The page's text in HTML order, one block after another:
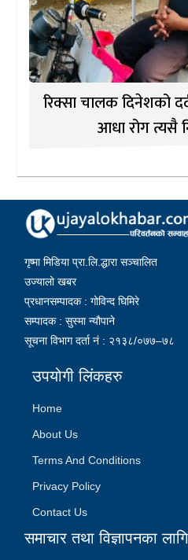
रिक्सा चालक दिनेशको
आधा रोग त्यसै
गृष्मा मिडिया प्रा.लि.द्धारा सञ्चालित
उज्यालो खबर
प्रधानसम्पादक : गोविन्द घिमिरे
सम्पादक : सुस्मा न्यौपाने
सूचना विभाग दर्ता नं : २१३८/०७७–७८
उपयोगी लिंकहरु
Home
About Us
Terms And Conditions
Privacy Policy
Contact Us
समाचार तथा विज्ञापनका लागि